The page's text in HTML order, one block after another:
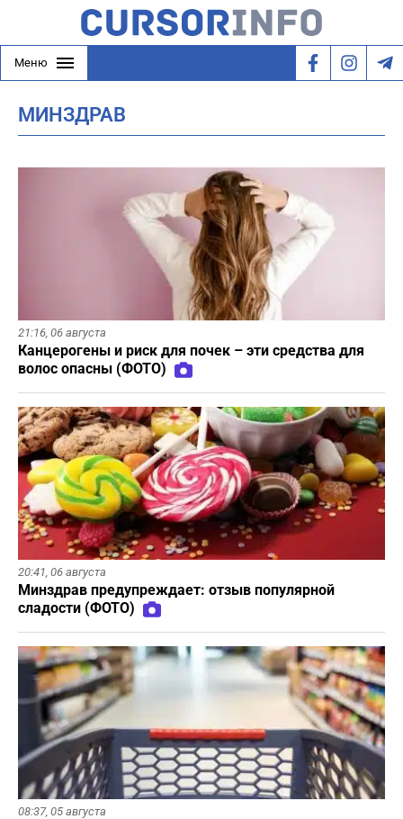
Меню
МИНЗДРАВ
21:16, 06 августа
Канцерогены и риск для почек – эти средства для
волос опасны (ФОТО)
20:41, 06 августа
Минздрав предупреждает: отзыв популярной
сладости (ФОТО)
08:37, 05 августа